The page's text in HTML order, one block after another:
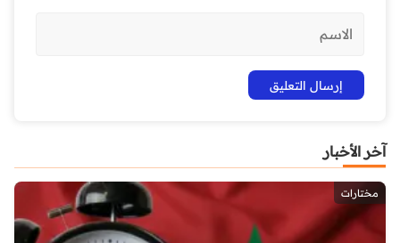
آخر الأخبار
مختارات